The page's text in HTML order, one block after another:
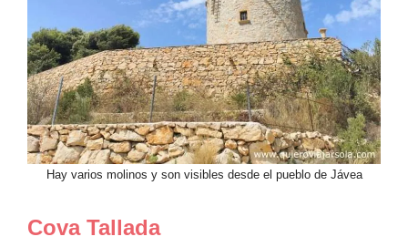
Hay varios molinos y son visibles desde el pueblo de Jávea
Cova Tallada